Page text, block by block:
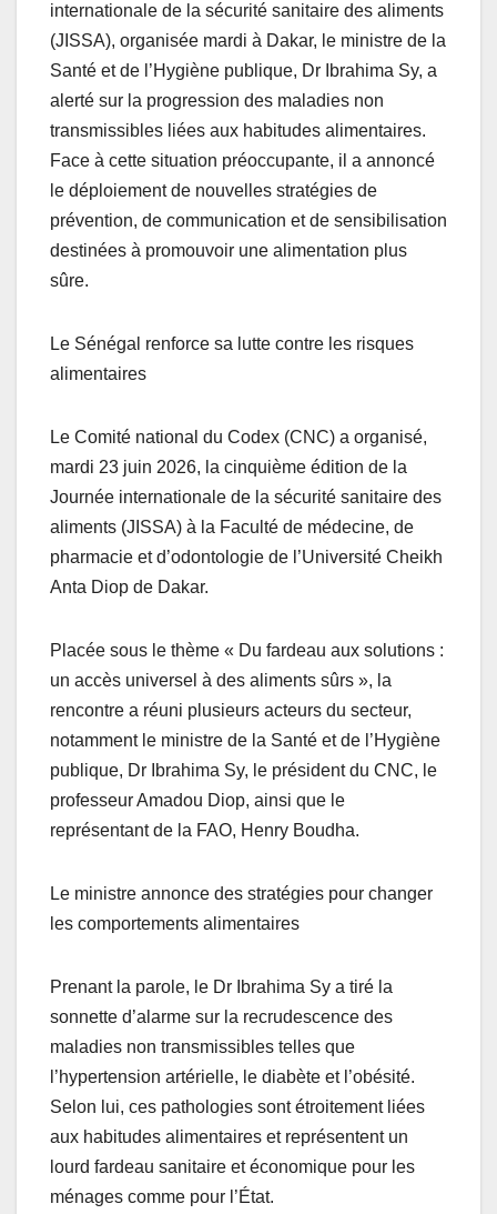
internationale de la sécurité sanitaire des aliments
(JISSA), organisée mardi à Dakar, le ministre de la
Santé et de l’Hygiène publique, Dr Ibrahima Sy, a
alerté sur la progression des maladies non
transmissibles liées aux habitudes alimentaires.
Face à cette situation préoccupante, il a annoncé
le déploiement de nouvelles stratégies de
prévention, de communication et de sensibilisation
destinées à promouvoir une alimentation plus
sûre.
Le Sénégal renforce sa lutte contre les risques
alimentaires
Le Comité national du Codex (CNC) a organisé,
mardi 23 juin 2026, la cinquième édition de la
Journée internationale de la sécurité sanitaire des
aliments (JISSA) à la Faculté de médecine, de
pharmacie et d’odontologie de l’Université Cheikh
Anta Diop de Dakar.
Placée sous le thème « Du fardeau aux solutions :
un accès universel à des aliments sûrs », la
rencontre a réuni plusieurs acteurs du secteur,
notamment le ministre de la Santé et de l’Hygiène
publique, Dr Ibrahima Sy, le président du CNC, le
professeur Amadou Diop, ainsi que le
représentant de la FAO, Henry Boudha.
Le ministre annonce des stratégies pour changer
les comportements alimentaires
Prenant la parole, le Dr Ibrahima Sy a tiré la
sonnette d’alarme sur la recrudescence des
maladies non transmissibles telles que
l’hypertension artérielle, le diabète et l’obésité.
Selon lui, ces pathologies sont étroitement liées
aux habitudes alimentaires et représentent un
lourd fardeau sanitaire et économique pour les
ménages comme pour l’État.